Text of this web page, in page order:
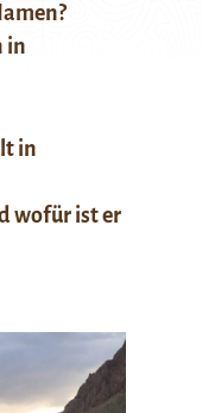
in
in
wofür ist er